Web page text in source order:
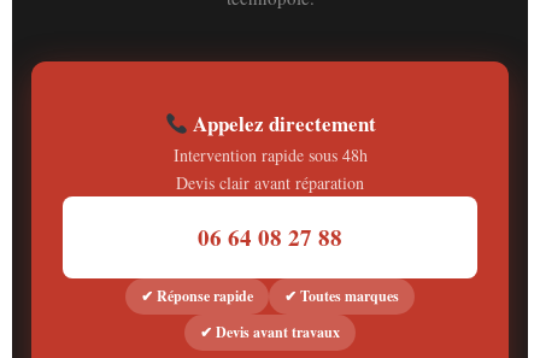
Appelez directement
Intervention rapide sous 48h
Devis clair avant réparation
06 64 08 27 88
✔ Réponse rapide
✔ Toutes marques
✔ Devis avant travaux